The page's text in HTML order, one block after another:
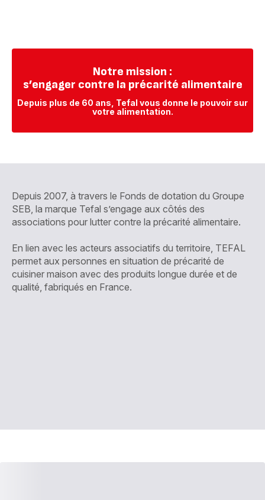
Notre mission :
s’engager contre la précarité alimentaire
Depuis plus de 60 ans, Tefal vous donne le pouvoir sur
votre alimentation.
Depuis 2007, à travers le Fonds de dotation du Groupe
SEB, la marque Tefal s’engage aux côtés des
associations pour lutter contre la précarité alimentaire.
En lien avec les acteurs associatifs du territoire, TEFAL
permet aux personnes en situation de précarité de
cuisiner maison avec des produits longue durée et de
qualité, fabriqués en France.